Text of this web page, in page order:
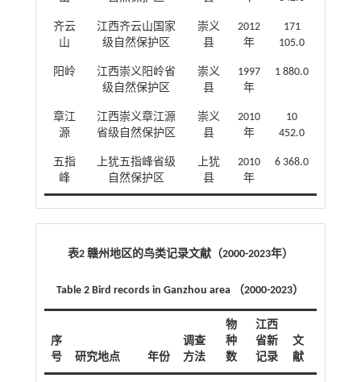
齐云
山
江西齐云山国家
级自然保护区
崇义
县
2012
年
171
105.0
阳岭
江西崇义阳岭省
级自然保护区
崇义
县
1997
年
1 880.0
章江
源
江西崇义章江源
省级自然保护区
崇义
县
2010
年
10
452.0
五指
峰
上犹五指峰省级
自然保护区
上犹
县
2010
年
6 368.0
表2 赣州地区的鸟类记录文献（2000-2023年）
Table 2 Bird records in Ganzhou area （2000-2023）
序
号
研究地点 年份
调查
方法
物
种
数
江西
省新
记录
文
献